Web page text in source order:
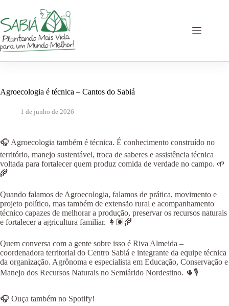
o
conteúdo
Agroecologia é técnica – Cantos do Sabiá
1 de junho de 2026
🎧 Agroecologia também é técnica. É conhecimento construído no
território, manejo sustentável, troca de saberes e assistência técnica
voltada para fortalecer quem produz comida de verdade no campo. 🌱
🌾
Quando falamos de Agroecologia, falamos de prática, movimento e
projeto político, mas também de extensão rural e acompanhamento
técnico capazes de melhorar a produção, preservar os recursos naturais
e fortalecer a agricultura familiar. 👩🏽‍🌾
Quem conversa com a gente sobre isso é Riva Almeida –
coordenadora territorial do Centro Sabiá e integrante da equipe técnica
da organização. Agrônoma e especialista em Educação, Conservação e
Manejo dos Recursos Naturais no Semiárido Nordestino. 🌵🎙️
🎧 Ouça também no Spotify!